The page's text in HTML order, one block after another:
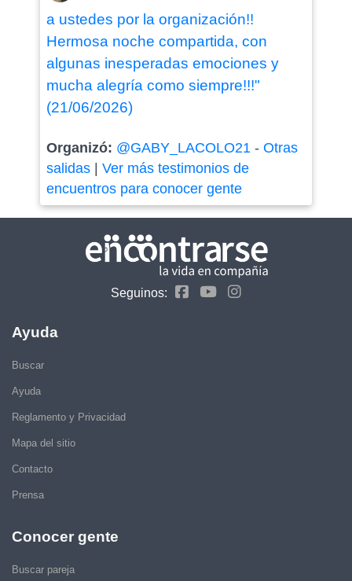
a ustedes por la organización!!
Hermosa noche compartida, con
algunas inesperadas emociones y
mucha alegría como siempre!!!"
(21/06/2026)
Organizó: @GABY_LACOLO21- Otras
salidas| Ver más testimonios de
encuentros para conocer gente
Seguinos:
Ayuda
Buscar
Ayuda
Reglamento y Privacidad
Mapa del sitio
Contacto
Prensa
Conocer gente
Buscar pareja